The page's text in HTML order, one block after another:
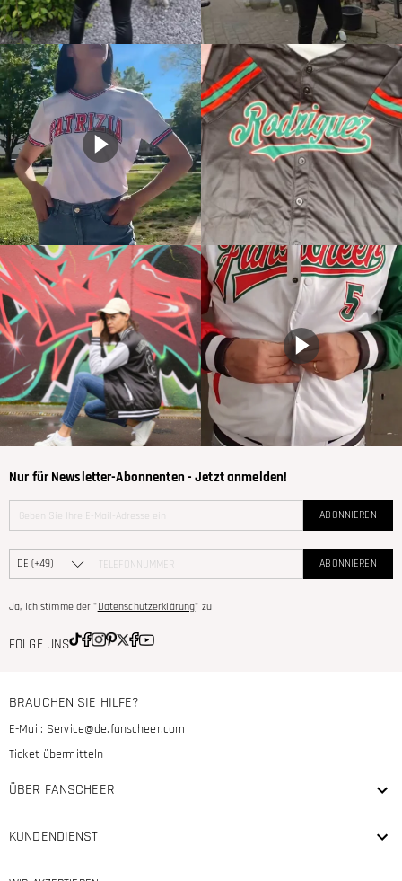
Nur für Newsletter-Abonnenten - Jetzt anmelden!
ABONNIEREN
ABONNIEREN
Ja, Ich stimme der "Datenschutzerklärung" zu
FOLGE UNS
BRAUCHEN SIE HILFE?
E-Mail: Service@de.fanscheer.com
Ticket übermitteln
ÜBER FANSCHEER
KUNDENDIENST